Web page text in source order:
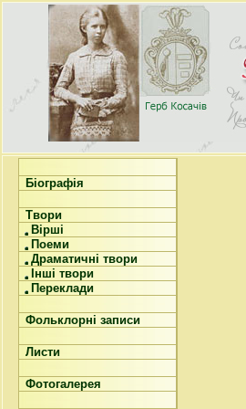
Біографія
Твори
Вірші
Поеми
Драматичні твори
Інші твори
Переклади
Фольклорні записи
Листи
Фотогалерея